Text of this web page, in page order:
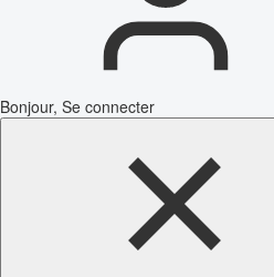
Bonjour, Se connecter